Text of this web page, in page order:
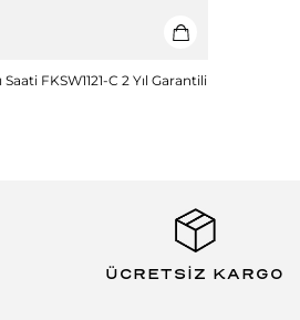
FKSW1121-C 2 Yıl Garantili
ÜCRETSİZ KARGO